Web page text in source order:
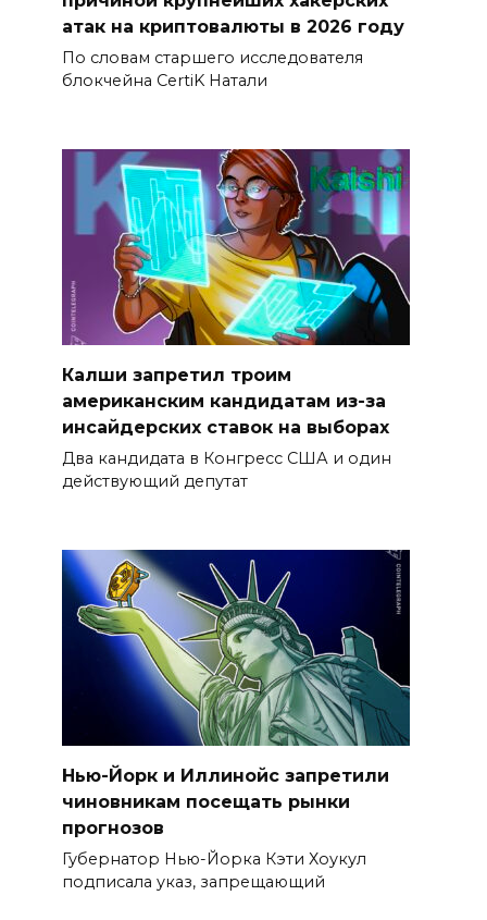
атак на криптовалюты в 2026 году
По словам старшего исследователя
блокчейна CertiK Натали
Калши запретил троим
американским кандидатам из-за
инсайдерских ставок на выборах
Два кандидата в Конгресс США и один
действующий депутат
Нью-Йорк и Иллинойс запретили
чиновникам посещать рынки
прогнозов
Губернатор Нью-Йорка Кэти Хоукул
подписала указ, запрещающий